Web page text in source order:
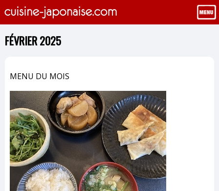
FÉVRIER 2025
MENU DU MOIS